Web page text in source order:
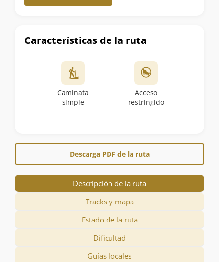
Características de la ruta
Caminata
simple
Acceso
restringido
Descarga PDF de la ruta
Descripción de la ruta
Tracks y mapa
Estado de la ruta
Dificultad
Guías locales